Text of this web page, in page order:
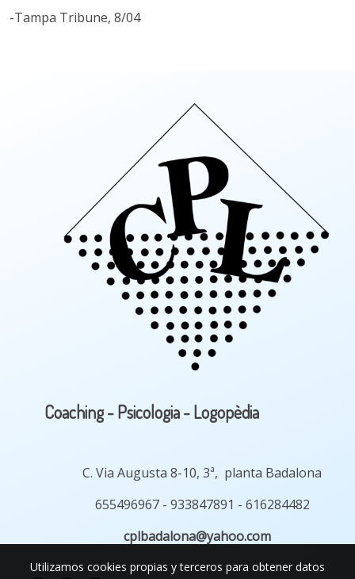
-Tampa Tribune, 8/04
Coaching - Psicologia - Logopèdia
C. Via Augusta 8-10, 3ª, planta Badalona
655496967 - 933847891 - 616284482
cplbadalona@yahoo.com
Utilizamos cookies propias y terceros para obtener datos